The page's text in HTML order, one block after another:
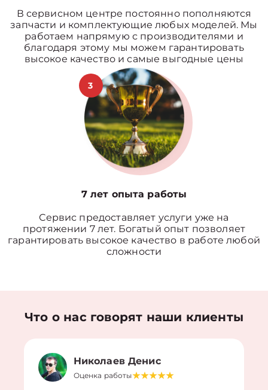
В сервисном центре постоянно пополняются
запчасти и комплектующие любых моделей. Мы
работаем напрямую с производителями и
благодаря этому мы можем гарантировать
высокое качество и самые выгодные цены
3
7 лет опыта работы
Сервис предоставляет услуги уже на
протяжении 7 лет. Богатый опыт позволяет
гарантировать высокое качество в работе любой
сложности
Что о нас говорят наши клиенты
Николаев Денис
Оценка работы